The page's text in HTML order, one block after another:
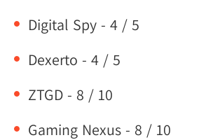
Digital Spy - 4 / 5
Dexerto - 4 / 5
ZTGD - 8 / 10
Gaming Nexus - 8 / 10